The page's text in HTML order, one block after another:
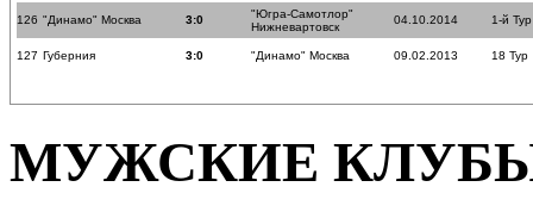
126 "Динамо" Москва 3:0
"Югра-Самотлор"
Нижневартовск
04.10.2014 1-й Тур
127 Губерния 3:0 "Динамо" Москва 09.02.2013 18 Тур
МУЖСКИЕ